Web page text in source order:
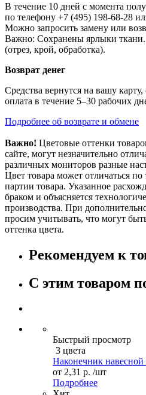
В течение 10 дней с момента
по телефону +7 (495) 198-68-28
Можно запросить замену или
Важно: Сохранены ярлыки ткани.
(отрез, крой, обработка).
Возврат денег
Средства вернутся на вашу
оплата в течение 5–30 рабочих
Подробнее об возврате и обмене
Важно! Цветовые оттенки
сайте, могут незначительно
различных мониторов разные
Цвет товара может отличаться по
партии товара. Указанное
браком и объясняется
производства. При
просим учитывать, что могут
оттенка цвета.
Рекомендуем к
С этим товаром
Быстрый просмотр
3 цвета
Наконечник навесной
от 2,31 р. /шт
Подробнее